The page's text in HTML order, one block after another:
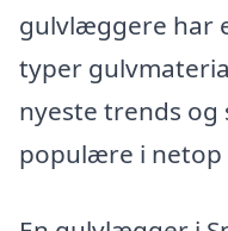
gulvlæggere har
typer
nyeste trends
populære i netop